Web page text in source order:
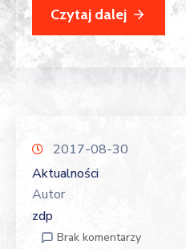
Czytaj dalej
2017-08-30
Aktualności
Autor
zdp
Brak komentarzy